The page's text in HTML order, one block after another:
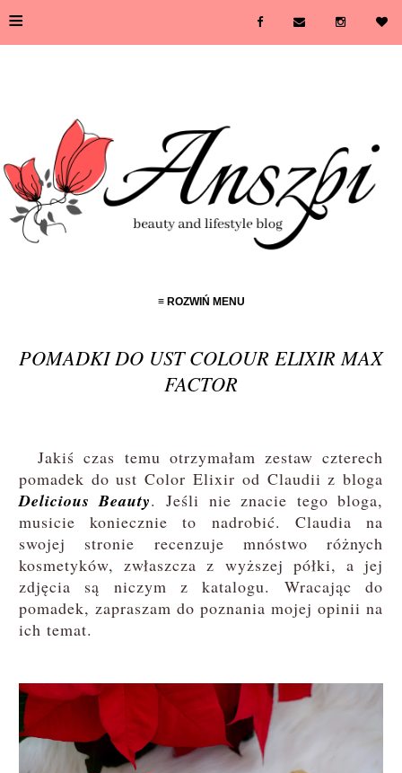
≡
≡ ROZWIŃ MENU
POMADKI DO UST COLOUR ELIXIR MAX
FACTOR
Jakiś czas temu otrzymałam zestaw czterech
pomadek do ust Color Elixir od Claudii z bloga
Delicious Beauty. Jeśli nie znacie tego bloga,
musicie koniecznie to nadrobić. Claudia na
swojej stronie recenzuje mnóstwo różnych
kosmetyków, zwłaszcza z wyższej półki, a jej
zdjęcia są niczym z katalogu. Wracając do
pomadek, zapraszam do poznania mojej opinii na
ich temat.